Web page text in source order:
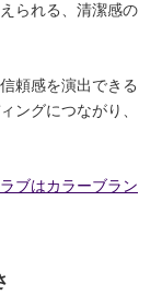
られる、清潔感の
頼感を演出できる
ングにつながり、
ブはカラーブラン